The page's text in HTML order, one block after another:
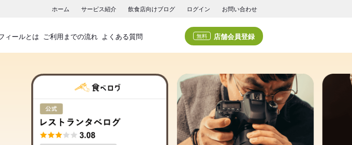
ホーム サービス紹介 飲食店向けブログ ログイン お問い合わせ
ィールとは ご利用までの流れ よくある質問 無料 店舗会員登録
フィールサービス